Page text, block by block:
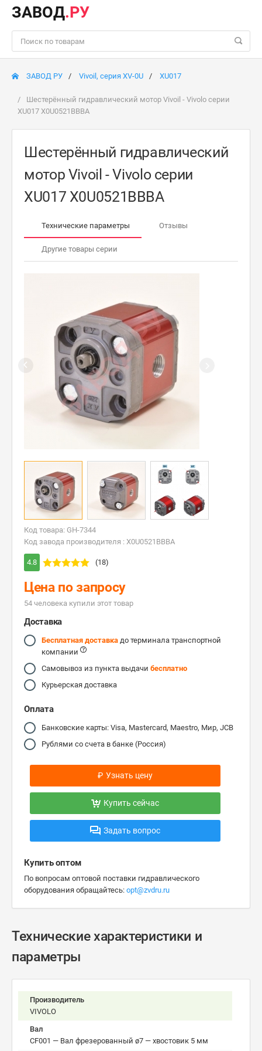
ЗАВОД.РУ
ЗАВОД РУ Vivoil, серия XV-0U XU017
Шестерённый гидравлический мотор Vivoil - Vivolo серии
XU017 X0U0521BBBA
Шестерённый гидравлический
мотор Vivoil - Vivolo серии
XU017 X0U0521BBBA
Технические параметры Отзывы
Другие товары серии
Код товара: GH-7344
Код завода производителя : X0U0521BBBA
4.8 (18)
Цена по запросу
54 человекa купили этот товар
Доставка
Бесплатная доставка до терминала транспортной
компании
Самовывоз из пункта выдачи бесплатно
Курьерская доставка
Оплата
Банковские карты: Visa, Mastercard, Maestro, Мир, JCB
Рублями со счета в банке (Россия)
₽ Узнать цену
Купить сейчас
Задать вопрос
Купить оптом
По вопросам оптовой поставки гидравлического
оборудования обращайтесь: opt@zvdru.ru
Технические характеристики и
параметры
Производитель
VIVOLO
Вал
CF001 — Вал фрезерованный ø7 — хвостовик 5 мм